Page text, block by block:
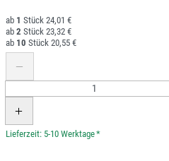
1
24,01 €
2
23,32 €
10
20,55 €
*